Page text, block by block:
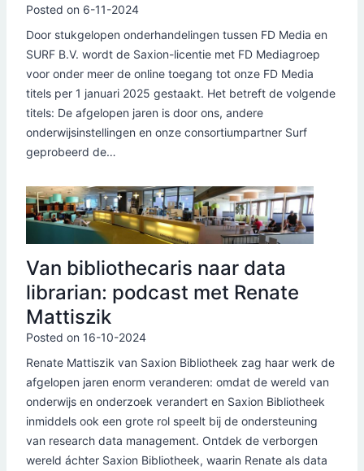
Posted on 6-11-2024
Door stukgelopen onderhandelingen tussen FD Media en
SURF B.V. wordt de Saxion-licentie met FD Mediagroep
voor onder meer de online toegang tot onze FD Media
titels per 1 januari 2025 gestaakt. Het betreft de volgende
titels: De afgelopen jaren is door ons, andere
onderwijsinstellingen en onze consortiumpartner Surf
geprobeerd de…
Van bibliothecaris naar data
librarian: podcast met Renate
Mattiszik
Posted on 16-10-2024
Renate Mattiszik van Saxion Bibliotheek zag haar werk de
afgelopen jaren enorm veranderen: omdat de wereld van
onderwijs en onderzoek verandert en Saxion Bibliotheek
inmiddels ook een grote rol speelt bij de ondersteuning
van research data management. Ontdek de verborgen
wereld áchter Saxion Bibliotheek, waarin Renate als data